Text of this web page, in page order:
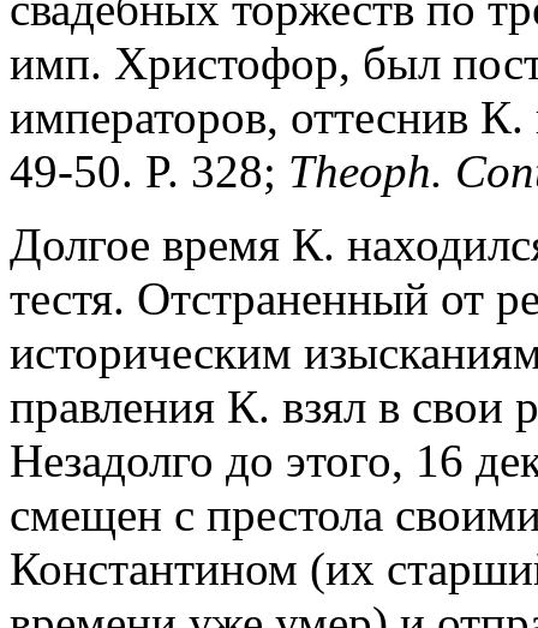
имп. Христофор, был
императоров, оттеснив К.
49-50. P. 328; Theoph.
Долгое время К.
тестя. Отстраненный от
историческим
правления К. взял в
Незадолго до этого, 16
смещен с престола
Константином (их